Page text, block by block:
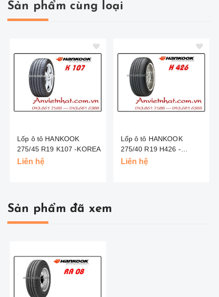
Sản phẩm cùng loại
Lốp ô tô HANKOOK
275/45 R19 K107 -KOREA
Liên hệ
Lốp ô tô HANKOOK
275/40 R19 H426 -
KOREA
Liên hệ
Sản phẩm đã xem